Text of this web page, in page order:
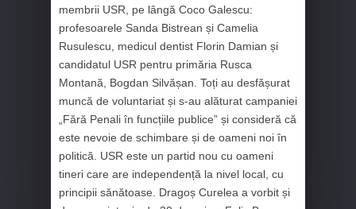
membrii USR, pe lângă Coco Galescu:
profesoarele Sanda Bistrean și Camelia
Rusulescu, medicul dentist Florin Damian și
candidatul USR pentru primăria Rusca
Montană, Bogdan Silvășan. Toți au desfășurat
muncă de voluntariat și s-au alăturat campaniei
„Fără Penali în funcțiile publice” și consideră că
este nevoie de schimbare și de oameni noi în
politică. USR este un partid nou cu oameni
tineri care are independență la nivel local, cu
principii sănătoase. Dragoș Curelea a vorbit și